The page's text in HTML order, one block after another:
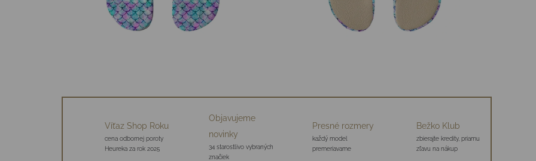
Víťaz Shop Roku
cena odbornej poroty
Heureka za rok 2025
Objavujeme
novinky
34 starostlivo vybraných
značiek
Presné rozmery
každý model
premeriavame
Bežko Klub
zbierajte kredity, priamu
zľavu na nákup